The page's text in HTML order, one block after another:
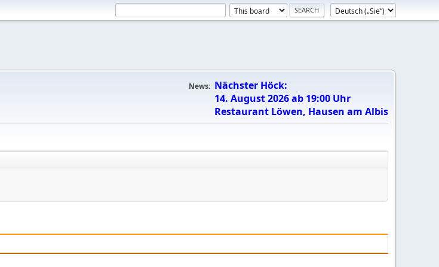
News: Nächster Höck:
14. August 2026 ab 19:00 Uhr
Restaurant Löwen, Hausen am Albis